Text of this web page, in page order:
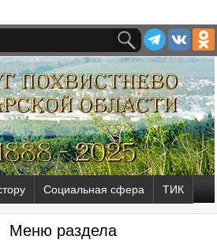
Социальная сфера ТИК
Меню раздела